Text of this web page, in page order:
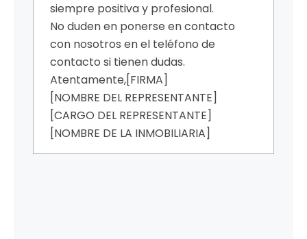
siempre positiva y profesional.
No duden en ponerse en contacto
con nosotros en el teléfono de
contacto si tienen dudas.
Atentamente,[FIRMA]
[NOMBRE DEL REPRESENTANTE]
[CARGO DEL REPRESENTANTE]
[NOMBRE DE LA INMOBILIARIA]